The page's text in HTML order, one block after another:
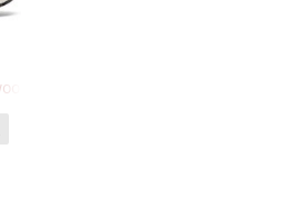
Sea Salt бежевые